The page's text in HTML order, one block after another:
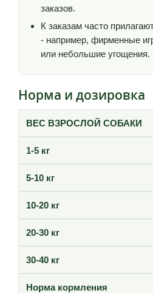
заказов.
К заказам часто
- например, фирменные
или небольшие угощения.
Норма и дозировка
ВЕС ВЗРОСЛОЙ СОБАКИ
1-5 кг
5-10 кг
10-20 кг
20-30 кг
30-40 кг
Норма кормления